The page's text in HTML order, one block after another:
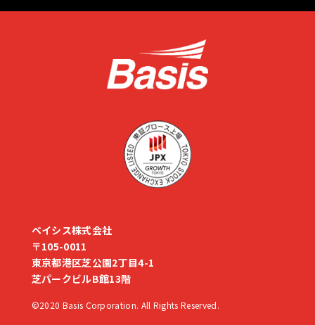
ベイシス株式会社
〒105-0011
東京都港区芝公園2丁目4-1
芝パークビルB館13階
©2020 Basis Corporation. All Rights Reserved.